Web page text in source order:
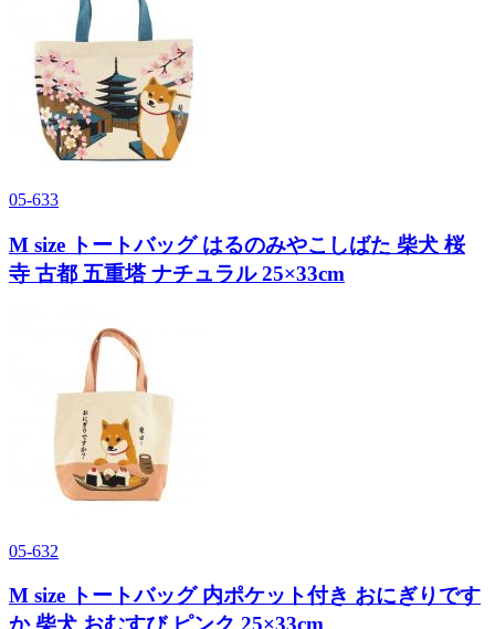
05-633
M size トートバッグ はるのみやこしばた 柴犬 桜
寺 古都 五重塔 ナチュラル 25×33cm
05-632
M size トートバッグ 内ポケット付き おにぎりです
か 柴犬 おむすび ピンク 25×33cm